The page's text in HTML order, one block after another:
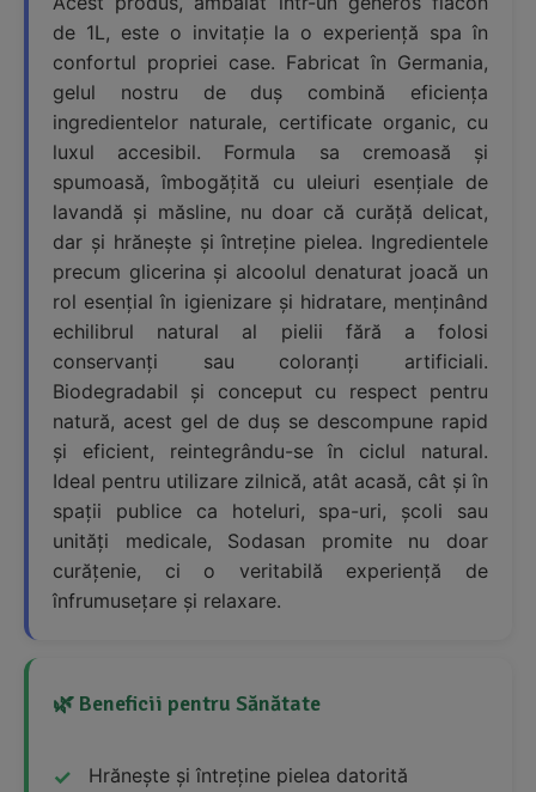
de 1L, este o invitație la o experiență spa în
confortul propriei case. Fabricat în Germania,
gelul nostru de duș combină eficiența
ingredientelor naturale, certificate organic, cu
luxul accesibil. Formula sa cremoasă și
spumoasă, îmbogățită cu uleiuri esențiale de
lavandă și măsline, nu doar că curăță delicat,
dar și hrănește și întreține pielea. Ingredientele
precum glicerina și alcoolul denaturat joacă un
rol esențial în igienizare și hidratare, menținând
echilibrul natural al pielii fără a folosi
conservanți sau coloranți artificiali.
Biodegradabil și conceput cu respect pentru
natură, acest gel de duș se descompune rapid
și eficient, reintegrându-se în ciclul natural.
Ideal pentru utilizare zilnică, atât acasă, cât și în
spații publice ca hoteluri, spa-uri, școli sau
unități medicale, Sodasan promite nu doar
curățenie, ci o veritabilă experiență de
înfrumusețare și relaxare.
🌿 Beneficii pentru Sănătate
Hrănește și întreține pielea datorită